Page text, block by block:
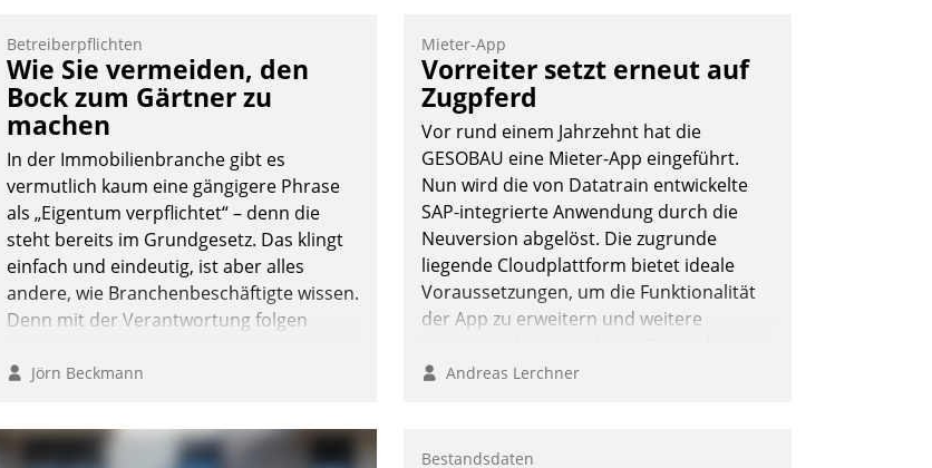
und Verwaltung von Aufträgen der
operativen Instandhaltung in die SAP-
Systemlandschaft deutscher
Wohnungsunternehmen – und
beschleunigt damit den Weg vom
Mieteranliegen zum Dienstleisterauftrag.
Nadja Hußmann
Betreiberpflichten
Wie Sie vermeiden, den
Bock zum Gärtner zu
machen
In der Immobilienbranche gibt es
vermutlich kaum eine gängigere Phrase
als „Eigentum verpflichtet“ – denn die
steht bereits im Grundgesetz. Das klingt
einfach und eindeutig, ist aber alles
andere, wie Branchenbeschäftigte wissen.
Denn mit der Verantwortung folgen
Jörn Beckmann
Mieter-App
Vorreiter setzt erneut auf
Zugpferd
Vor rund einem Jahrzehnt hat die
GESOBAU eine Mieter-App eingeführt.
Nun wird die von Datatrain entwickelte
SAP-integrierte Anwendung durch die
Neuversion abgelöst. Die zugrunde
liegende Cloudplattform bietet ideale
Voraussetzungen, um die Funktionalität
der App zu erweitern und weitere
in SAP zu integrieren.
Andreas Lerchner
Bestandsdaten